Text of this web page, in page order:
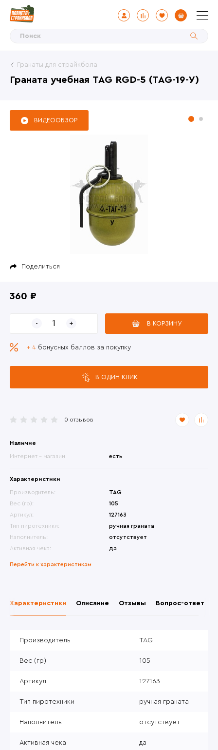
Граната учебная TAG RGD-5 (TAG-19-У)
Гранаты для страйкбола
Поделиться
ВИДЕООБЗОР
0 отзывов
Наличие
Интернет - магазин есть
Характеристики
Производитель:
TAG
Вес (гр):
105
Артикул:
127163
Тип пиротехники:
ручная граната
Наполнитель:
отсутствует
Активная чека:
да
Перейти к характеристикам
360 ₽
В КОРЗИНУ
+ 4 бонусных баллов за покупку
В ОДИН КЛИК
Характеристики Описание Отзывы Вопрос-ответ
Производитель TAG
Вес (гр) 105
Артикул 127163
Тип пиротехники ручная граната
Наполнитель отсутствует
Активная чека да